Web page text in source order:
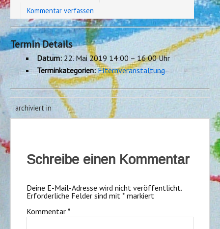
Kommentar verfassen
Termin Details
Datum: 22. Mai 2019 14:00–16:00 Uhr
Terminkategorien: Elternveranstaltung
archiviert in
Schreibe einen Kommentar
Deine E-Mail-Adresse wird nicht veröffentlicht.
Erforderliche Felder sind mit *markiert
Kommentar *